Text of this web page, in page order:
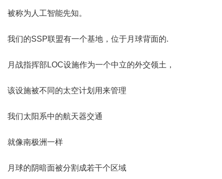
被称为人工智能先知。
我们的SSP联盟有一个基地，位于月球背面的.
月战指挥部LOC设施作为一个中立的外交领土，
该设施被不同的太空计划用来管理
我们太阳系中的航天器交通
就像南极洲一样
月球的阴暗面被分割成若干个区域